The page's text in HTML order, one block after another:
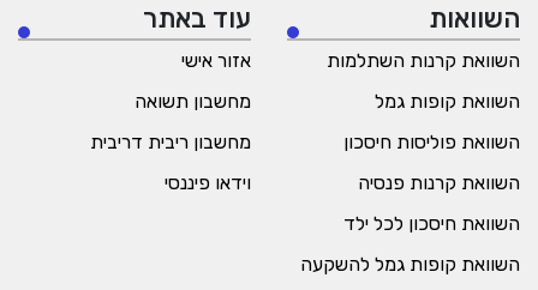
השוואות
השוואת קרנות השתלמות
השוואת קופות גמל
השוואת פוליסות חיסכון
השוואת קרנות פנסיה
השוואת חיסכון לכל ילד
השוואת קופות גמל להשקעה
עוד באתר
אזור אישי
מחשבון תשואה
מחשבון ריבית דריבית
וידאו פיננסי